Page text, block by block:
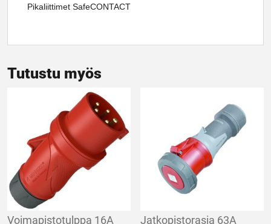
Pikaliittimet SafeCONTACT
Tutustu myös
Voimapistotulppa 16A
Jatkopistorasia 63A